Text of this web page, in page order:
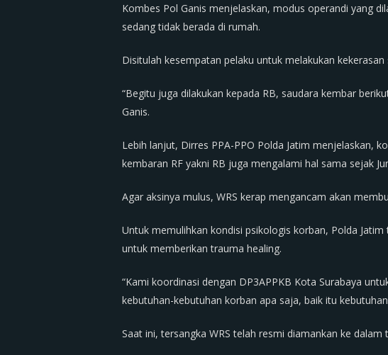
Kombes Pol Ganis menjelaskan, modus operandi yang
sedang tidak berada di rumah.
Disitulah kesempatan pelaku untuk melakukan
“Begitu juga dilakukan kepada RB, saudara kembar
Ganis.
Lebih lanjut, Dirres PPA-PPO Polda Jatim menjelaskan,
kembaran RF yakni RB juga mengalami hal sama sejak
Agar aksinya mulus, WRS kerap mengancam akan
Untuk memulihkan kondisi psikologis korban, Polda
untuk memberikan trauma healing.
“Kami koordinasi dengan DP3APPKB Kota Surabaya
kebutuhan-kebutuhan korban apa saja, baik itu
Saat ini, tersangka WRS telah resmi diamankan ke